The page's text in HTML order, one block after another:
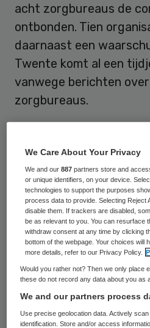
acht zorgbureaus de
ontbonden. Tien
daarnaast een
Twente komt al een
vanwege berichten
zorgbureaus.
zorgaanbieders melden
zetten de Twentse
een stop op nieuwe
augustus tot 2 januari.
onderzoek blijkt dat 8
aan de vereiste criteria
tien bureaus ontvingen
omdat zij hun zaken
hebben. Dat meldtRTV
We Care About Your Privacy
We and our887 partners store and
or unique identifiers, on your device.
technologies to support the purposes
process data to provide. Selecting Reject
disable them. If trackers are disabled,
be as relevant to you. You can resurface
withdraw consent at any time by clicking
bottom of the webpage. Your choices will
more details, refer to our Privacy Policy.
Would you rather not? Then we only place
these do not record any data about you as
We and our partners process
Use precise geolocation data. Actively
identification. Store and/or access